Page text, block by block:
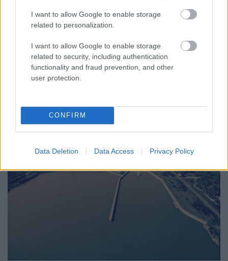
I want to allow Google to enable storage
related to personalization.
I want to allow Google to enable storage
related to security, including authentication
functionality and fraud prevention, and other
user protection.
CONFIRM
Data Deletion Data Access Privacy Policy
ORSZÁGGYŰLÉS MAGYARORSZÁG ÚJ
KÖZTÁRSASÁGI ELNÖKÉT
A TISZA Párt frakciója kezdeményezte az államfőválasztás
augusztus 11-re való kitűzését - a kormánypárti jelölt személye
ugyanakkor egyelőre nem ismert.